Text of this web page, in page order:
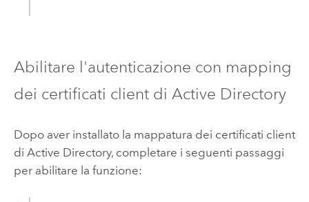
Abilitare l'autenticazione con mapping
dei certificati client di Active Directory
Dopo aver installato la mappatura dei certificati client
di Active Directory, completare i seguenti passaggi
per abilitare la funzione: